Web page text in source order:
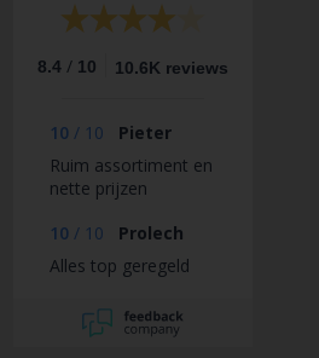
8.4 / 10 10.6K reviews
10 / 10
Pieter
Ruim assortiment en
nette prijzen
10 / 10
Prolech
Alles top geregeld